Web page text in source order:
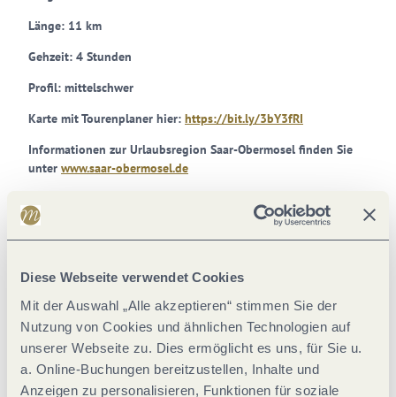
Diese Webseite verwendet Cookies
Mit der Auswahl „Alle akzeptieren“ stimmen Sie der
Nutzung von Cookies und ähnlichen Technologien auf
unserer Webseite zu. Dies ermöglicht es uns, für Sie u.
a. Online-Buchungen bereitzustellen, Inhalte und
Anzeigen zu personalisieren, Funktionen für soziale
Länge: 11 km
Gehzeit: 4 Stunden
Profil: mittelschwer
Karte mit Tourenplaner hier: https://bit.ly/3bY3fRI
Informationen zur Urlaubsregion Saar-Obermosel finden Sie
unter www.saar-obermosel.de